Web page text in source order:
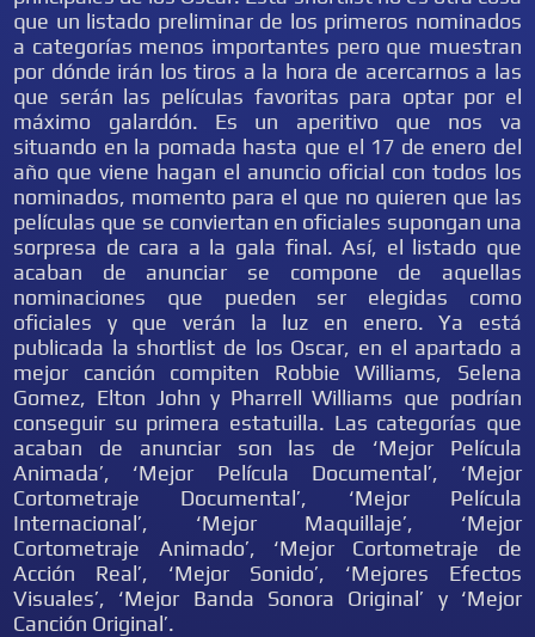
que un listado preliminar de los primeros nominados
a categorías menos importantes pero que muestran
por dónde irán los tiros a la hora de acercarnos a las
que serán las películas favoritas para optar por el
máximo galardón. Es un aperitivo que nos va
situando en la pomada hasta que el 17 de enero del
año que viene hagan el anuncio oficial con todos los
nominados, momento para el que no quieren que las
películas que se conviertan en oficiales supongan una
sorpresa de cara a la gala final. Así, el listado que
acaban de anunciar se compone de aquellas
nominaciones que pueden ser elegidas como
oficiales y que verán la luz en enero. Ya está
publicada la shortlist de los Oscar, en el apartado a
mejor canción compiten Robbie Williams, Selena
Gomez, Elton John y Pharrell Williams que podrían
conseguir su primera estatuilla. Las categorías que
acaban de anunciar son las de ‘Mejor Película
Animada’, ‘Mejor Película Documental’, ‘Mejor
Cortometraje Documental’, ‘Mejor Película
Internacional’, ‘Mejor Maquillaje’, ‘Mejor
Cortometraje Animado’, ‘Mejor Cortometraje de
Acción Real’, ‘Mejor Sonido’, ‘Mejores Efectos
Visuales’, ‘Mejor Banda Sonora Original’ y ‘Mejor
Canción Original’.